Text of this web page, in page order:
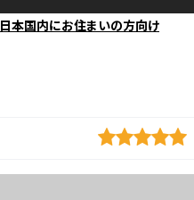
日本国内にお住まいの方向け